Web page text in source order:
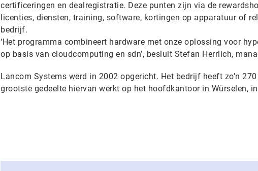
certificeringen en dealregistratie. Deze punten zijn via de
licenties, diensten, training, software, kortingen op apparatuur of
bedrijf.
‘Het programma combineert hardware met onze oplossing voor
op basis van cloudcomputing en sdn’, besluit Stefan Herrlich,
Lancom Systems werd in 2002 opgericht. Het bedrijf heeft zo’n
grootste gedeelte hiervan werkt op het hoofdkantoor in Würselen,